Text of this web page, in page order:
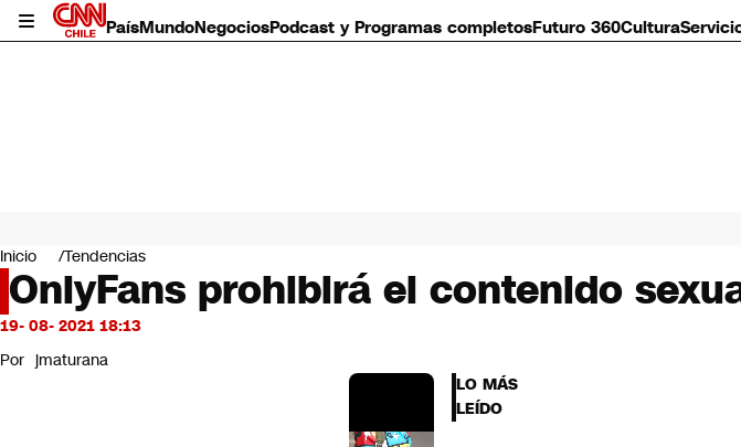
PaísMundoNegociosPodcast y Programas completosFuturo 360Cultura
Mundo
Negocios
Deportes
Programas completos
Servicios
Inicio Tendencias
OnlyFans prohibirá el contenido
19- 08- 2021 18:13
Por jmaturana
LO MÁS
LEÍDO